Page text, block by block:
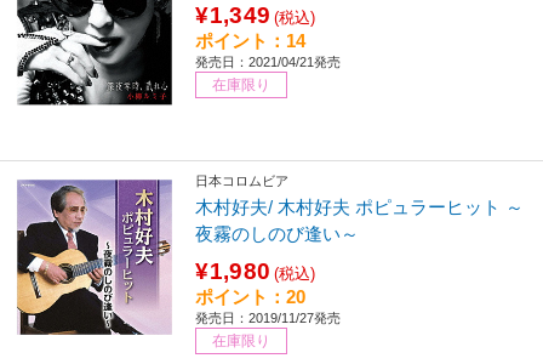
¥1,349 (税込)
ポイント：14
発売日：2021/04/21発売
在庫限り
日本コロムビア
木村好夫/ 木村好夫 ポピュラーヒット ～
夜霧のしのび逢い～
¥1,980 (税込)
ポイント：20
発売日：2019/11/27発売
在庫限り